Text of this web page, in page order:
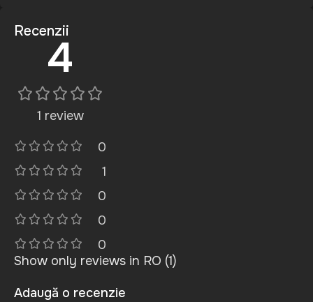
Recenzii
4
1 review
0
1
0
0
0
Show only reviews in RO (1)
Adaugă o recenzie